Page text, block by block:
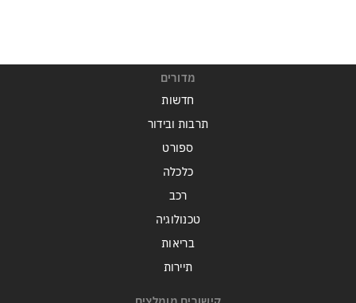
מדורים
חדשות
תרבות ובידור
ספורט
כלכלה
רכב
טכנולוגיה
בריאות
תיירות